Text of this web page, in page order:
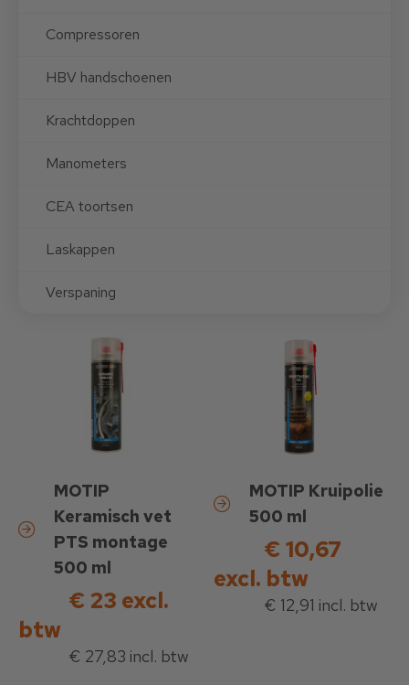
Compressoren
HBV handschoenen
Krachtdoppen
Manometers
CEA toortsen
Laskappen
Verspaning
MOTIP
Keramisch vet
PTS montage
500 ml
€ 23 excl.
btw
€ 27,83 incl. btw
MOTIP Kruipolie
500 ml
€ 10,67
excl. btw
€ 12,91 incl. btw